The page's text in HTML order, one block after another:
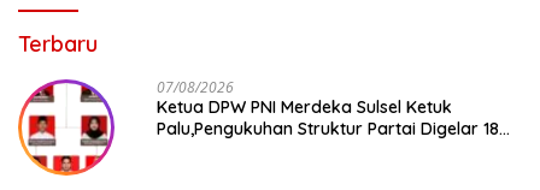
Terbaru
07/08/2026
Ketua DPW PNI Merdeka Sulsel Ketuk
Palu,Pengukuhan Struktur Partai Digelar 18